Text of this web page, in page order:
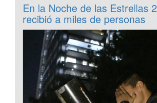
En la Noche de las Estrellas
recibió a miles de personas